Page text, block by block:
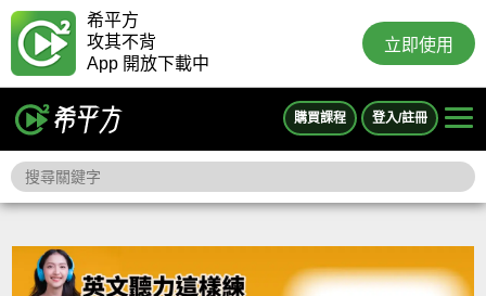
希平方
攻其不背
App 開放下載中
立即使用
購買課程 登入/註冊